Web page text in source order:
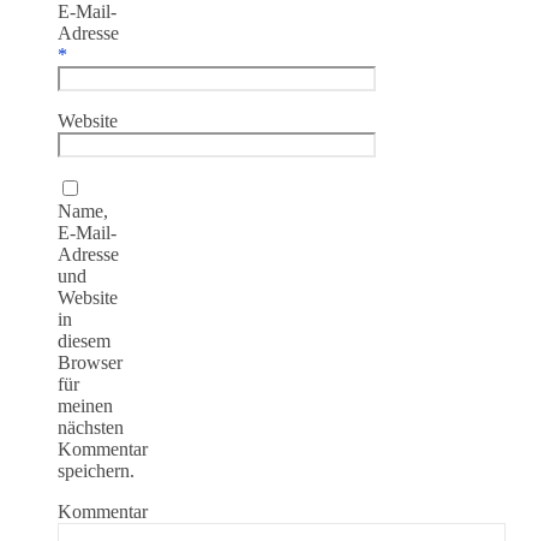
E-Mail-
Adresse
*
Website
Name,
E-Mail-
Adresse
und
Website
in
diesem
Browser
für
meinen
nächsten
Kommentar
speichern.
Kommentar